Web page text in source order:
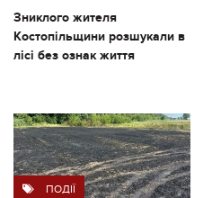
Зниклого жителя
Костопільщини розшукали в
лісі без ознак життя
ПОДІЇ